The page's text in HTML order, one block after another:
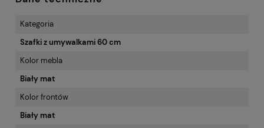
Kategoria
Szafki z umywalkami 60 cm
Kolor mebla
Biały mat
Kolor frontów
Biały mat